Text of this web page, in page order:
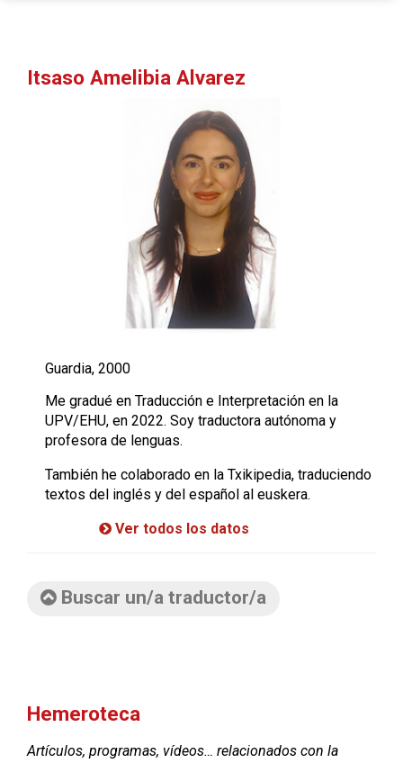
Itsaso Amelibia Alvarez
Guardia, 2000
Me gradué en Traducción e Interpretación en la
UPV/EHU, en 2022. Soy traductora autónoma y
profesora de lenguas.
También he colaborado en la Txikipedia, traduciendo
textos del inglés y del español al euskera.
Ver todos los datos
Buscar un/a traductor/a
Hemeroteca
Artículos, programas, vídeos… relacionados con la